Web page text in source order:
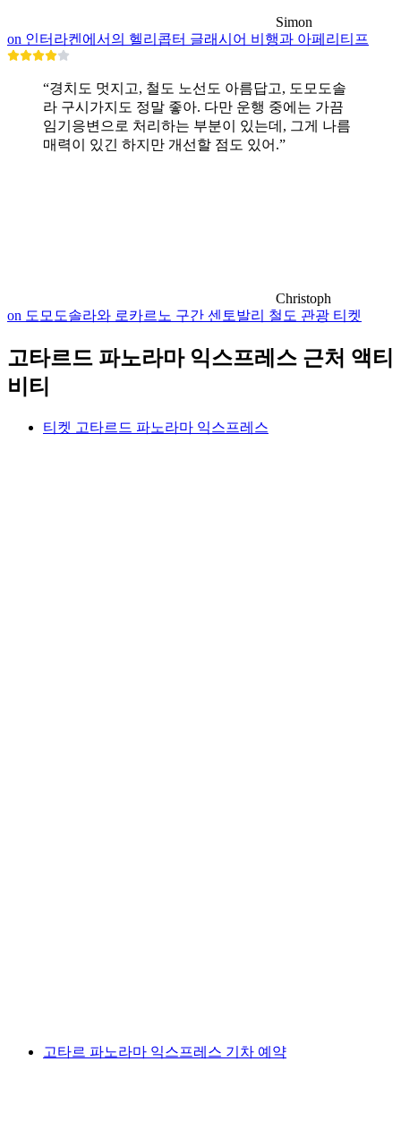
Simon
on 인터라켄에서의 헬리콥터 글래시어 비행과 아페리티프
“경치도 멋지고, 철도 노선도 아름답고, 도모도솔
라 구시가지도 정말 좋아. 다만 운행 중에는 가끔
임기응변으로 처리하는 부분이 있는데, 그게 나름
매력이 있긴 하지만 개선할 점도 있어.”
Christoph
on 도모도솔라와 로카르노 구간 센토발리 철도 관광 티켓
고타르드 파노라마 익스프레스 근처 액티
비티
티켓 고타르드 파노라마 익스프레스
고타르 파노라마 익스프레스 기차 예약